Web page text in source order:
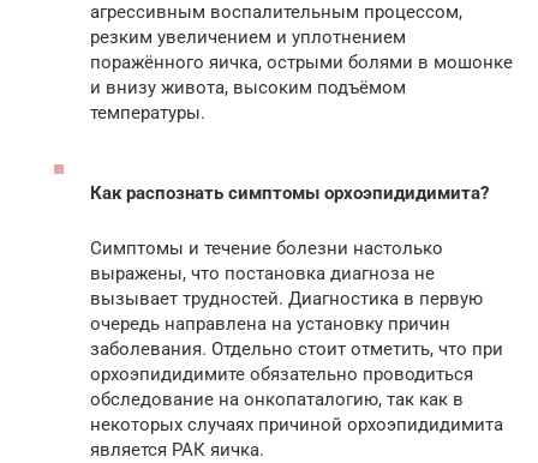
агрессивным воспалительным процессом,
резким увеличением и уплотнением
поражённого яичка, острыми болями в мошонке
и внизу живота, высоким подъёмом
температуры.
Как распознать симптомы орхоэпидидимита?
Симптомы и течение болезни настолько
выражены, что постановка диагноза не
вызывает трудностей. Диагностика в первую
очередь направлена на установку причин
заболевания. Отдельно стоит отметить, что при
орхоэпидидимите обязательно проводиться
обследование на онкопаталогию, так как в
некоторых случаях причиной орхоэпидидимита
является РАК яичка.